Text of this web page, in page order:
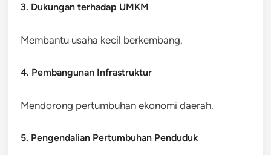
3. Dukungan terhadap UMKM
Membantu usaha kecil berkembang.
4. Pembangunan Infrastruktur
Mendorong pertumbuhan ekonomi daerah.
5. Pengendalian Pertumbuhan Penduduk